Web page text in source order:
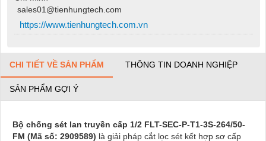
sales01@tienhungtech.com
https://www.tienhungtech.com.vn
CHI TIẾT VỀ SẢN PHẨM THÔNG TIN DOANH NGHIỆP
SẢN PHẨM GỢI Ý
Bộ chống sét lan truyền cấp 1/2 FLT-SEC-P-T1-3S-264/50-
FM (Mã số: 2909589) là giải pháp cắt lọc sét kết hợp sơ cấp